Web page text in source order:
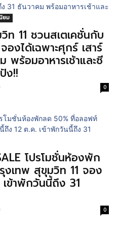
ยม
11 ชวนสเตเคชั่นกับ
งได้เฉพาะศุกร์ เสาร์
พร้อมอาหารเช้าและซี
ง!!
0
โปรโมชั่นห้องพัก
เทพ สุขุมวิท 11 จอง
ข้าพักวันนี้ถึง 31
0